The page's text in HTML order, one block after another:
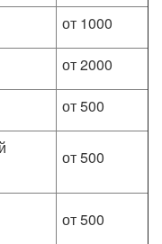
от 1000
от 2000
от 500
от 500
от 500